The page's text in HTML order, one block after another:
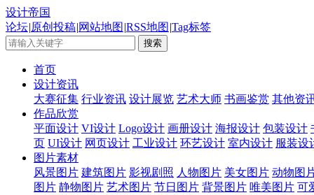
设计帝国
论坛|原创投稿|网站地图 |RSS地图 |Tag标签
首页
设计资讯
大赛征集 行业资讯 设计展览 艺术大师 书画鉴赏 其他资
作品欣赏
平面设计 VI设计 Logo设计 画册设计 海报设计 包装设计
页 UI设计 网页设计 工业设计 环艺设计 室内设计 服装设
图片素材
风景图片 建筑图片 影视剧照 人物图片 美女图片 动物图
图片 静物图片 艺术图片 节日图片 背景图片 唯美图片 可